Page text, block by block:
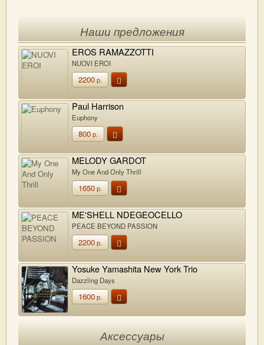
Наши предложения
EROS RAMAZZOTTI
NUOVI EROI
2200р.
Paul Harrison
Euphony
800р.
MELODY GARDOT
My One And Only Thrill
1650р.
ME'SHELL NDEGEOCELLO
PEACE BEYOND PASSION
2200р.
Yosuke Yamashita New York Trio
Dazzling Days
1600р.
Аксессуары